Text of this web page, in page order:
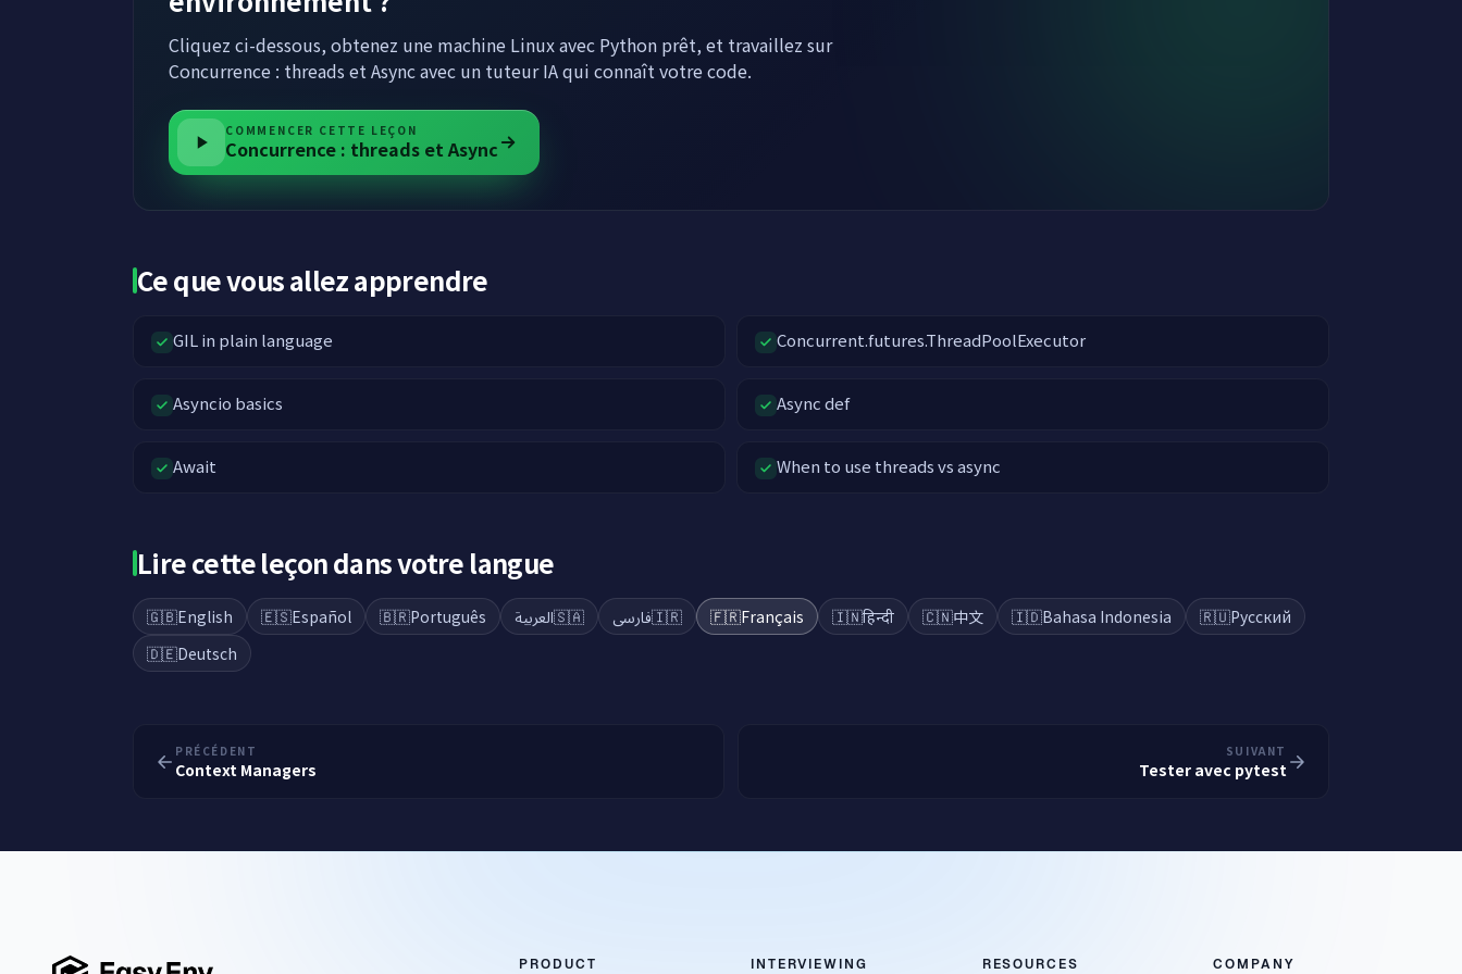
Cliquez ci-dessous, obtenez une machine Linux avec Python prêt, et travaillez sur
Concurrence : threads et Async avec un tuteur IA qui connaît votre code.
COMMENCER CETTE LEÇON
Concurrence : threads et Async
Ce que vous allez apprendre
GIL in plain language Concurrent.futures.ThreadPoolExecutor
Asyncio basics Async def
Await When to use threads vs async
Lire cette leçon dans votre langue
🇬🇧English 🇪🇸Español 🇧🇷Português 🇸🇦العربية 🇮🇷فارسی 🇫🇷Français 🇮🇳हिन्दी 🇨🇳中文 🇮🇩Bahasa Indonesia 🇷🇺Русский
🇩🇪Deutsch
PRÉCÉDENT
Context Managers
SUIVANT
Tester avec pytest
PRODUCT INTERVIEWING RESOURCES COMPANY